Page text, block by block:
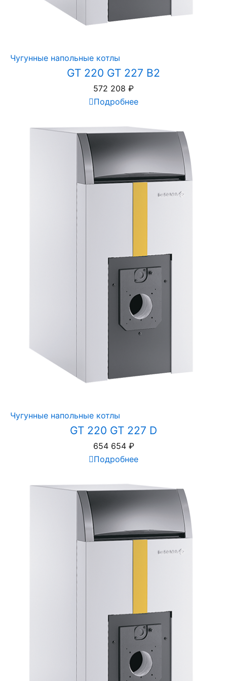
Чугунные напольные котлы
GT 220 GT 227 B2
572 208 ₽
Подробнее
Чугунные напольные котлы
GT 220 GT 227 D
654 654 ₽
Подробнее